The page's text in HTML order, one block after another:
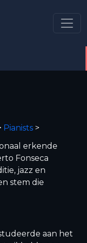
Pianists >
erkende
Fonseca
jazz en
stem die
aan het